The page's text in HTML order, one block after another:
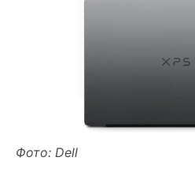
Фото: Dell